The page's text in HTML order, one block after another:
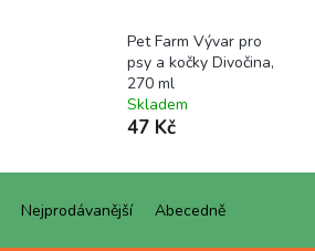
Pet Farm Vývar pro
psy a kočky Divočina,
270 ml
Skladem
47 Kč
Nejprodávanější Abecedně